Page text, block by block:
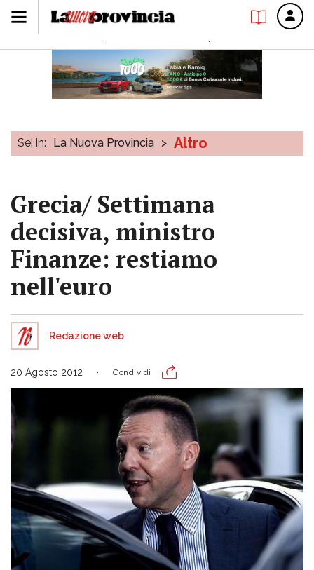
Sei in: La Nuova Provincia > Altro
Grecia/ Settimana
decisiva, ministro
Finanze: restiamo
nell'euro
Redazione web
20 Agosto 2012 Condividi